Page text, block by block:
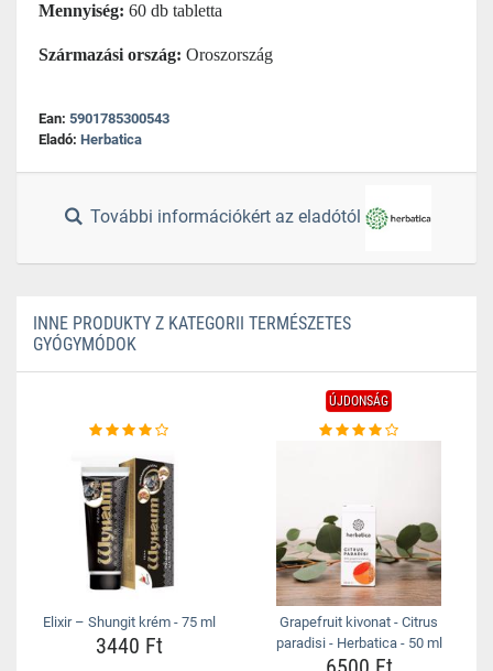
Mennyiség: 60 db tabletta
Származási ország: Oroszország
Ean: 5901785300543
Eladó: Herbatica
További információkért az eladótól
INNE PRODUKTY Z KATEGORII TERMÉSZETES
GYÓGYMÓDOK
Elixir – Shungit krém - 75 ml
3440 Ft
ÚJDONSÁG
Grapefruit kivonat - Citrus
paradisi - Herbatica - 50 ml